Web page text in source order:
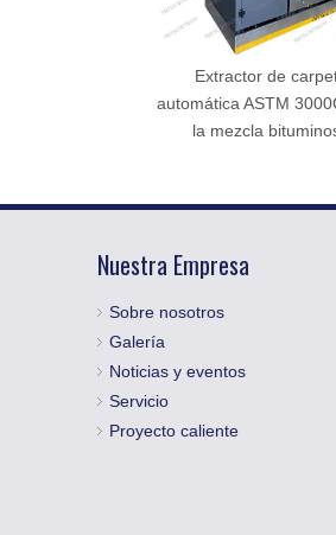
Extractor de
automática ASTM
la mezcla
Nuestra Empresa
Sobre nosotros
Galería
Noticias y eventos
Servicio
Proyecto caliente